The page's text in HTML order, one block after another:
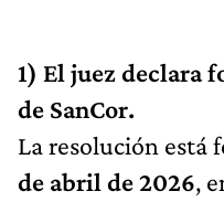
1) El juez declara
de SanCor.
La resolución está
de abril de 2026,